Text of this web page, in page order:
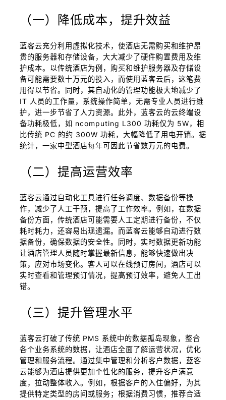
（一）降低成本，提升效益
蓝客云充分利用虚拟化技术，使酒店无需购买和维护昂
贵的服务器和存储设备，大大减少了硬件购置费用及维
护成本。以传统酒店为例，购买和维护服务器及存储设
备可能需要数十万元的投入，而使用蓝客云后，这笔费
用得以节省。同时，其自动化的管理功能极大地减少了
IT 人员的工作量，系统操作简单，无需专业人员进行维
护，进一步节省了人力资源。此外，蓝客云的云终端设
备功耗极低，如 ncomputing L300 功耗仅为 5W，相
比传统 PC 的约 300W 功耗，大幅降低了用电开销。据
统计，一家中型酒店每年可因此节省数万元的电费。
（二）提高运营效率
蓝客云通过自动化工具进行任务调度、数据备份等操
作，减少了人工干预，提高了工作效率。例如，在数据
备份方面，传统酒店可能需要人工定期进行备份，不仅
耗时耗力，还容易出现遗漏。而蓝客云能够自动进行数
据备份，确保数据的安全性。同时，实时数据更新功能
让酒店管理人员随时掌握最新信息，能够快速做出决
策，应对市场变化。客人可以在线预订房间，酒店可以
实时查看和管理预订情况，提高预订效率，避免人工出
错。
（三）提升管理水平
蓝客云打破了传统 PMS 系统中的数据孤岛现象，整合
各个业务系统的数据，让酒店全面了解运营状况，优化
管理和服务流程。通过集中管理和分析客户数据，蓝客
云能够为酒店提供更加个性化的服务，提升客户满意
度，拉动整体收入。例如，根据客户的入住偏好，为其
提供特定类型的房间或服务；根据消费习惯，推荐合适